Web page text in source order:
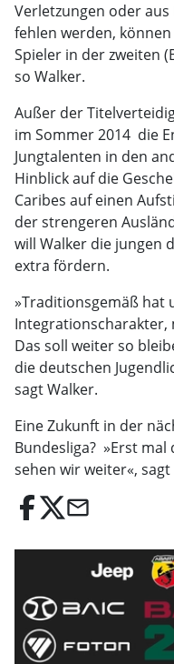
Verletzungen oder
fehlen werden,
Spieler in der zweiten
so Walker.
Außer der
im Sommer 2014  die
Jungtalenten in den
Hinblick auf die
Caribes auf einen
der strengeren
will Walker die jungen
extra fördern.
»Traditionsgemäß hat
Integrationscharakter,
Das soll weiter so
die deutschen
sagt Walker.
Eine Zukunft in der
Bundesliga? ­ »Erst
sehen wir weiter«,
email